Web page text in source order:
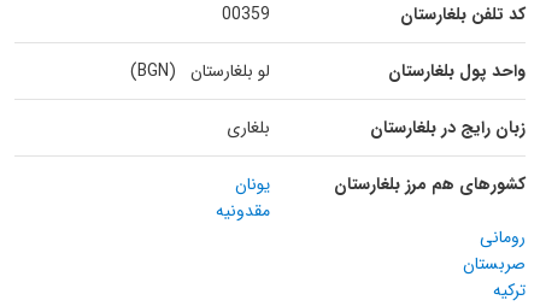
کد تلفن بلغارستان 00359
واحد پول بلغارستان لو بلغارستان (BGN)
زبان رایج در بلغارستان بلغاری
کشورهای هم مرز بلغارستان
یونان
مقدونیه
رومانی
صربستان
ترکیه